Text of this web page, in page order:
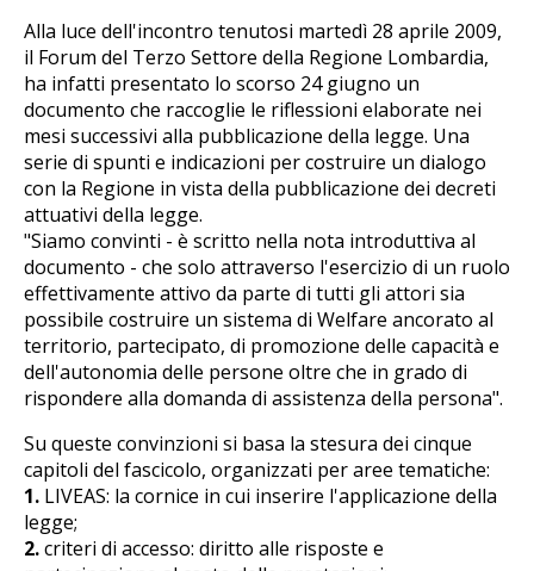
Alla luce dell'incontro tenutosi martedì 28 aprile 2009,
il Forum del Terzo Settore della Regione Lombardia,
ha infatti presentato lo scorso 24 giugno un
documento che raccoglie le riflessioni elaborate nei
mesi successivi alla pubblicazione della legge. Una
serie di spunti e indicazioni per costruire un dialogo
con la Regione in vista della pubblicazione dei decreti
attuativi della legge.
"Siamo convinti - è scritto nella nota introduttiva al
documento - che solo attraverso l'esercizio di un ruolo
effettivamente attivo da parte di tutti gli attori sia
possibile costruire un sistema di Welfare ancorato al
territorio, partecipato, di promozione delle capacità e
dell'autonomia delle persone oltre che in grado di
rispondere alla domanda di assistenza della persona".
Su queste convinzioni si basa la stesura dei cinque
capitoli del fascicolo, organizzati per aree tematiche:
1. LIVEAS: la cornice in cui inserire l'applicazione della
legge;
2.criteri di accesso: diritto alle risposte e